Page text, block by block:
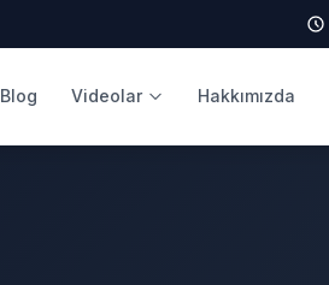
Blog Videolar Hakkımızda